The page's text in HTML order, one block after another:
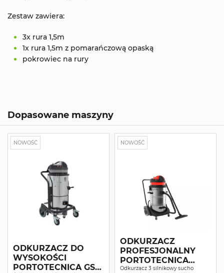
Zestaw zawiera:
3x rura 1,5m
1x rura 1,5m z pomarańczową opaską
pokrowiec na rury
Dopasowane maszyny
NOWOŚĆ
ODKURZACZ DO
WYSOKOŚCI
PORTOTECNICA GS
NOWOŚĆ
ODKURZACZ
PROFESJONALNY
PORTOTECNICA
TOPPER 3/78 W&D
Odkurzacz 3 silnikowy sucho